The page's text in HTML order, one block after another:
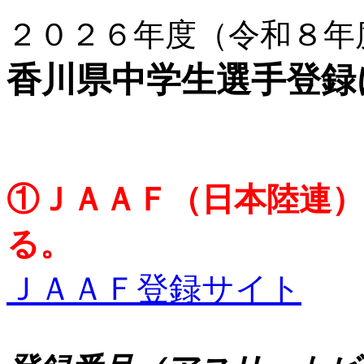
２０２６年度（令和８
香川県中学生選手登
①ＪＡＡＦ（日本陸連
る。
ＪＡＡＦ登録サイト